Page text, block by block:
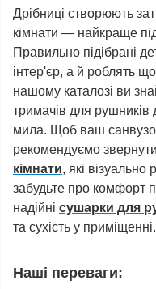
Дрібниці створюють
кімнати — найкраще
Правильно підібрані
інтер'єр, а й роблять
нашому каталозі ви
тримачів для рушників
мила. Щоб ваш
рекомендуємо
кімнати, які
забудьте про комфорт
надійні сушарки для
та сухість у приміщенні.
Наші переваги: